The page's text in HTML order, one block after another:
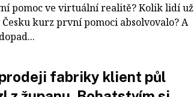
pomoc ve virtuální realitě? Kolik lidí už
kurz první pomoci absolvovalo? A
fabriky klient půl